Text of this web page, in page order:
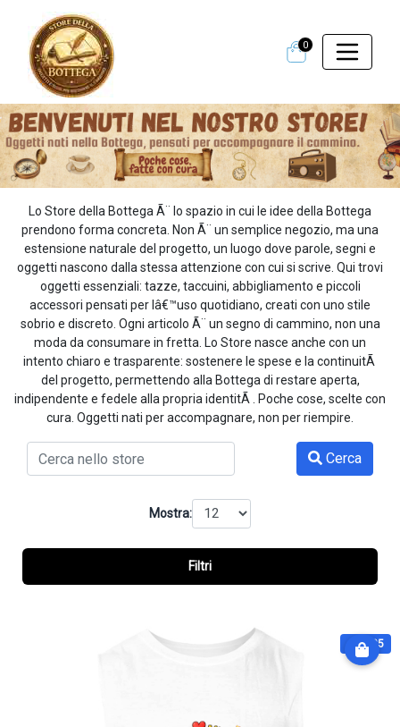
0
Lo Store della Bottega Ã¨ lo spazio in cui le idee della Bottega
prendono forma concreta. Non Ã¨ un semplice negozio, ma una
estensione naturale del progetto, un luogo dove parole, segni e
oggetti nascono dalla stessa attenzione con cui si scrive. Qui trovi
oggetti essenziali: tazze, taccuini, abbigliamento e piccoli
accessori pensati per lâ€™uso quotidiano, creati con uno stile
sobrio e discreto. Ogni articolo Ã¨ un segno di cammino, non una
moda da consumare in fretta. Lo Store nasce anche con un
intento chiaro e trasparente: sostenere le spese e la continuitÃ
del progetto, permettendo alla Bottega di restare aperta,
indipendente e fedele alla propria identitÃ . Poche cose, scelte con
cura. Oggetti nati per accompagnare, non per riempire.
Cerca
€ 32.25
Mostra:
Filtri